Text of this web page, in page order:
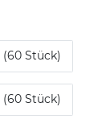
Stück)
Stück)